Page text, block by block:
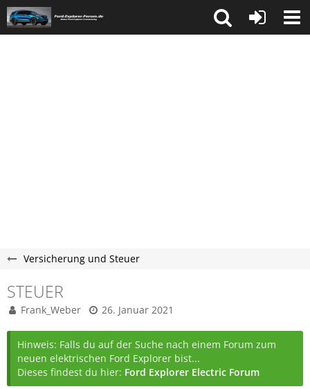
Versicherung und Steuer
STEUER
Frank_Weber 26. Januar 2021
Hinweis: Falls du auf der Suche nach einem Forum zum
neuen elektrischen Ford Explorer bist...
Dieses findest du hier: Ford Explorer Electric Forum